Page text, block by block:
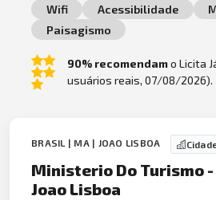
Wifi
Acessibilidade
Paisagismo
90% recomendamo Licita
usuários reais, 07/08/2026).
BRASIL | MA | JOAO LISBOA
Ministerio Do Turismo
Joao Lisboa